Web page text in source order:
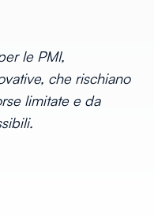
le PMI,
che rischiano
limitate e da